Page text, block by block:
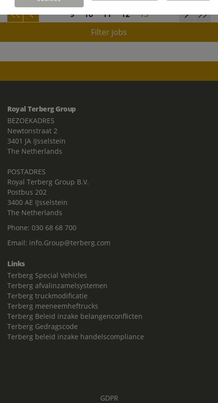
9 10 11 12
13
Filter jobs
Royal Terberg Group
BEZOEKADRES
Newtonstraat 2
3401 JA IJsselstein
The Netherlands
POSTADRES
Royal Terberg Group B.V.
Postbus 202
3400 AE IJsselstein
The Netherlands
Phone: 030 68 68 700
Email: info.Group@terberg.com
Links
Terberg Special Vehicles
Terberg afvalinzamelsystemen
Terberg truckmodificatie
Terberg meeneemheftrucks
Terberg Beleid inzake belangenconflicten
Terberg Gedragscode
Terberg beleid inzake handelscompliance
GDPR